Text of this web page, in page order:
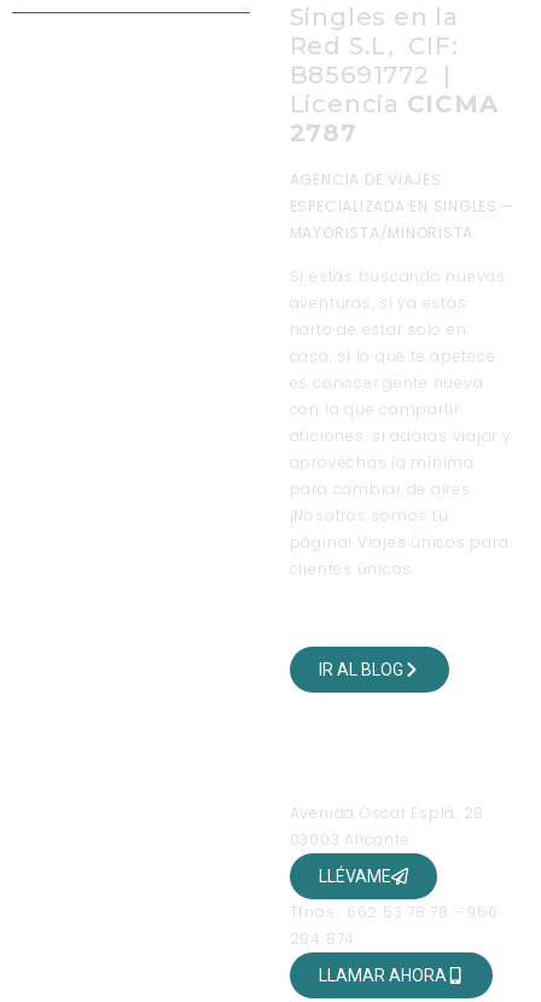
Singles en la
Red S.L, CIF:
B85691772 |
Licencia CICMA
2787
AGENCIA DE VIAJES
ESPECIALIZADA EN SINGLES –
MAYORISTA/MINORISTA
Si estás buscando nuevas
aventuras, si ya estás
harto de estar solo en
casa, si lo que te apetece
es conocer gente nueva
con la que compartir
aficiones, si adoras viajar y
aprovechas la mínima
para cambiar de aires
¡Nosotros somos tu
página! Viajes únicos para
clientes únicos.
IR AL BLOG
Avenida Óscar Esplá, 28
03003 Alicante
LLÉVAME
Tfnos.: 662 53 78 78 - 966
294 874
LLAMAR AHORA